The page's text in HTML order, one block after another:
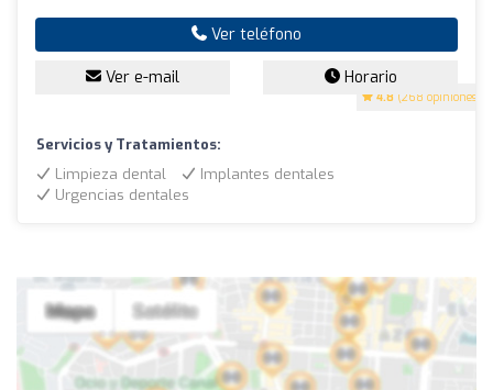
4.8 (268 opiniones)
Ver teléfono
Ver e-mail Horario
Servicios y Tratamientos:
Limpieza dental
Implantes dentales
Urgencias dentales